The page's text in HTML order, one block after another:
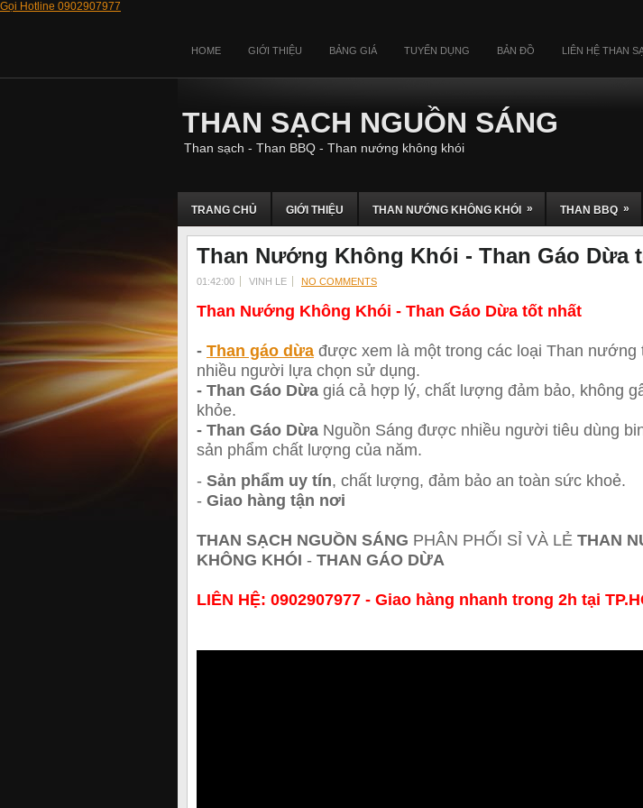
Gọi Hotline 0902907977
HOME GIỚI THIỆU BẢNG GIÁ TUYỂN DỤNG BẢN ĐỒ LIÊN HỆ THAN
THAN SẠCH NGUỒN SÁNG
Than sạch - Than BBQ - Than nướng không khói
TRANG CHỦ
GIỚI THIỆU THAN NƯỚNG KHÔNG KHÓI » THAN BBQ »
Than Nướng Không Khói - Than Gáo Dừa
01:42:00 VINH LE NO COMMENTS
Than Nướng Không Khói - Than Gáo Dừa tốt nhất
- Than gáo dừa được xem là một trong các loại Than nướng
nhiều người lựa chọn sử dụng.
- Than Gáo Dừa giá cả hợp lý, chất lượng đảm bảo, không
khỏe.
- Than Gáo Dừa Nguồn Sáng được nhiều người tiêu dùng
sản phẩm chất lượng của năm.
- Sản phẩm uy tín, chất lượng, đảm bảo an toàn sức khoẻ.
- Giao hàng tận nơi
THAN SẠCH NGUỒN SÁNG PHÂN PHỐI SỈ VÀ LẺ THAN
KHÔNG KHÓI - THAN GÁO DỪA
LIÊN HỆ: 0902907977 - Giao hàng nhanh trong 2h tại